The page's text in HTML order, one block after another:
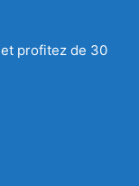
profitez de 30